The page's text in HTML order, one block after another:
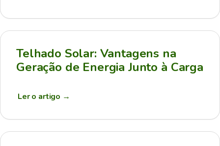
Telhado Solar: Vantagens na
Geração de Energia Junto à Carga
Ler o artigo →